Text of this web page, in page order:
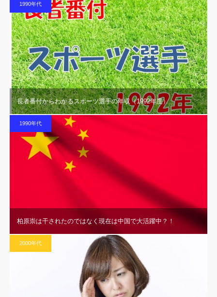
1990年代
長者番付からわかるスポーツ選手の年収（1992年度）
1990年代
柏原崇は干されたのではなく現在は中国で大活躍中？！
2000年代